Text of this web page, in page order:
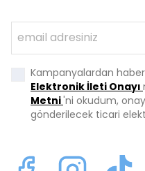
Kampanyalardan
Elektronik İleti Onayı
Metni'ni okudum,
gönderilecek ticari